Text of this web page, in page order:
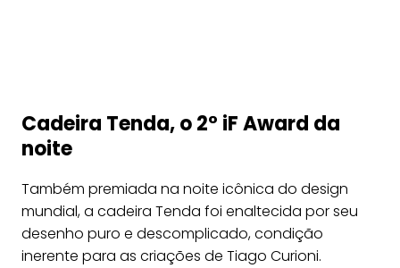
Cadeira Tenda, o 2° iF Award da
noite
Também premiada na noite icônica do design
mundial, a cadeira Tenda foi enaltecida por seu
desenho puro e descomplicado, condição
inerente para as criações de Tiago Curioni.